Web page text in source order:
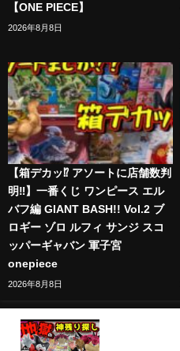
【ONE PIECE】
2026年8月8日
【箱デカッ⁉︎ アソートに店舗数判
明‼︎】一番くじ ワンピース エル
バフ編 GIANT BASH!! Vol.2 ブ
ロギー ゾロ ルフィ サンジ スコ
ッパーギャバン 軍子宮
onepiece
2026年8月8日